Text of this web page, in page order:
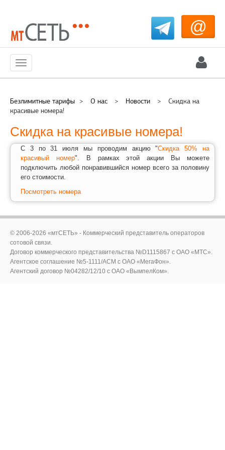
@
Меню
Безлимитные тарифы > О нас > Новости >
Cкидка на
красивые номера!
Cкидка на красивые номера!
С 3 по 31 июля мы проводим акцию "Скидка 50% на
красивый номер". В рамках этой акции Вы можете
подключить любой понравившийся номер всего за половину
его стоимости.
Посмотреть номера
© 2006-2026 «мтСЕТЬ» - Коммерческий представитель операторов
сотовой связи.
Договор коммерческого представительства №D1115867 c ОАО «МТС».
Агентское соглашение №5-1111/ACM c ОАО «МегаФон».
Агентский договор №04282/12/10 с ОАО «ВымпелКом».